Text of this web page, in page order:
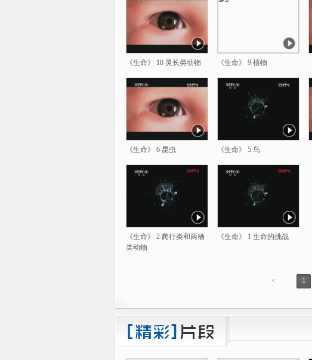
《生命》 10 灵长类动物 《生命》 9 植物
《生命》 6 昆虫 《生命》 5 鸟
《生命》 2 爬行类和两栖
类动物
《生命》 1 生命的挑战
< 1